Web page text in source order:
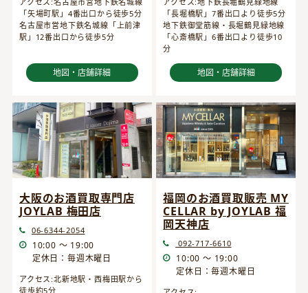
「矢場町駅」4番出口から徒歩5分
名古屋市営地下鉄名城線「上前津
駅」12番出口から徒歩5分
地図・店舗詳細
「長堀橋駅」7番出口より徒歩5分
地下鉄御堂筋線・長堀鶴見緑地線
「心斎橋駅」6番出口より徒歩10
分
地図・店舗詳細
大阪のお酒買取専門店
JOYLAB 梅田店
06-6344-2054
10:00 ～ 19:00
定休日：毎週木曜日
アクセス:北新地駅・西梅田駅から
徒歩約5分
福岡のお酒買取販売 MY
CELLAR by JOYLAB 福
岡天神店
092-717-6610
10:00 ～ 19:00
定休日：毎週木曜日